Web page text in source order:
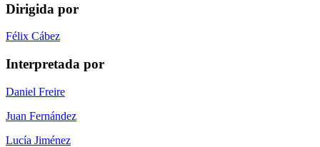
Dirigida por
Félix Cábez
Interpretada por
Daniel Freire
Juan Fernández
Lucía Jiménez